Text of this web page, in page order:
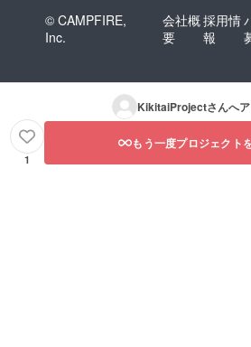
© CAMPFIRE,
Inc.
会社概
要
採用情
報
KikitaiProjectさんへ
1
もう一度プロジェクト